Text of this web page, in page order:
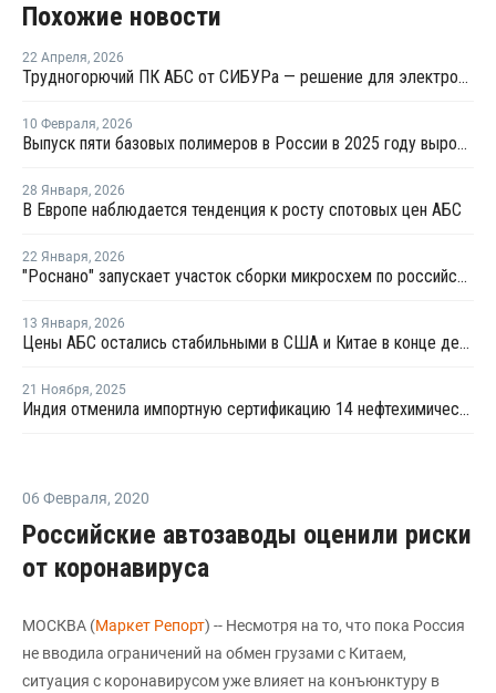
Похожие новости
22 Апреля, 2026
Трудногорючий ПК АБС от СИБУРа — решение для электротехнических изделий
10 Февраля, 2026
Выпуск пяти базовых полимеров в России в 2025 году вырос на 1%
28 Января, 2026
В Европе наблюдается тенденция к росту спотовых цен АБС
22 Января, 2026
"Роснано" запускает участок сборки микросхем по российской технологии
13 Января, 2026
Цены АБС остались стабильными в США и Китае в конце декабря прошлого года
21 Ноября, 2025
Индия отменила импортную сертификацию 14 нефтехимических продуктов
06 Февраля, 2020
Российские автозаводы оценили риски
от коронавируса
МОСКВА (Маркет Репорт) -- Несмотря на то, что пока Россия
не вводила ограничений на обмен грузами с Китаем,
ситуация с коронавирусом уже влияет на конъюнктуру в